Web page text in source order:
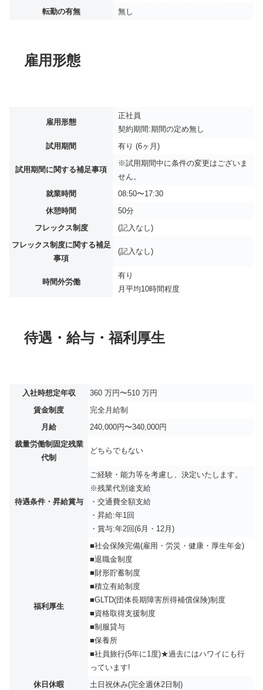
転勤の有無
無し
雇用形態
雇用形態
正社員
契約期間:期間の定め無し
試用期間
有り (6ヶ月)
試用期間に関する補足事項
※試用期間中に条件の変更はございま
せん。
就業時間
08:50〜17:30
休憩時間
50分
フレックス制度
(記入なし)
フレックス制度に関する補足
事項
(記入なし)
時間外労働
有り
月平均10時間程度
待遇・給与・福利厚生
入社時想定年収
360 万円〜510 万円
賃金制度
完全月給制
月給
240,000円〜340,000円
裁量労働制固定残業
代制
どちらでもない
待遇条件・昇給賞与
ご経験・能力等を考慮し、決定いたします。
※残業代別途支給
・交通費全額支給
・昇給:年1回
・賞与:年2回(6月・12月)
福利厚生
■社会保険完備(雇用・労災・健康・厚生年金)
■退職金制度
■財形貯蓄制度
■積立有給制度
■GLTD(団体長期障害所得補償保険)制度
■資格取得支援制度
■制服貸与
■保養所
■社員旅行(5年に1度)★過去にはハワイにも行
っています!
休日休暇
土日祝休み(完全週休2日制)